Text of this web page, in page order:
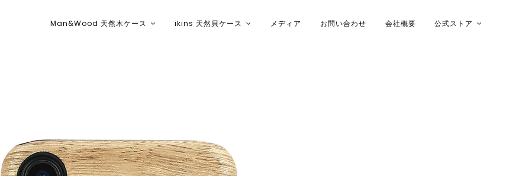
Man&Wood 天然木ケース ikins 天然貝ケース メディア お問い合わせ 会社概要 公式ストア